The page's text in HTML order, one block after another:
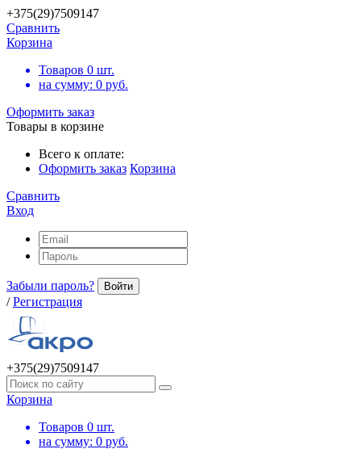
+375(29)7509147
Сравнить
Корзина
Товаров 0 шт.
на сумму: 0 руб.
Оформить заказ
Товары в корзине
Всего к оплате:
Оформить заказ Корзина
Сравнить
Вход
Забыли пароль? Войти
/ Регистрация
+375(29)7509147
Корзина
Товаров 0 шт.
на сумму: 0 руб.